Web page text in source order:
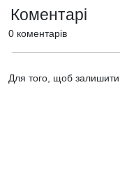
Коментарі
0 коментарів
Для того, щоб залишити